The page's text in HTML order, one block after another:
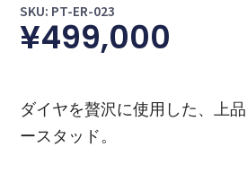
SKU: PT-ER-023
¥499,000
ダイヤを贅沢に使用した、上
ースタッド。